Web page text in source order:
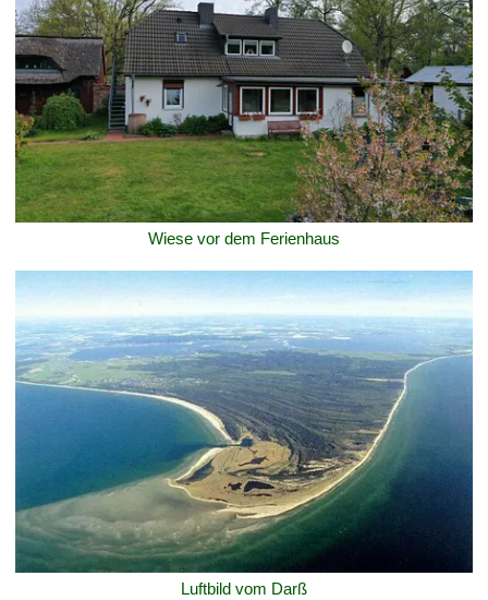
Wiese vor dem Ferienhaus
Luftbild vom Darß